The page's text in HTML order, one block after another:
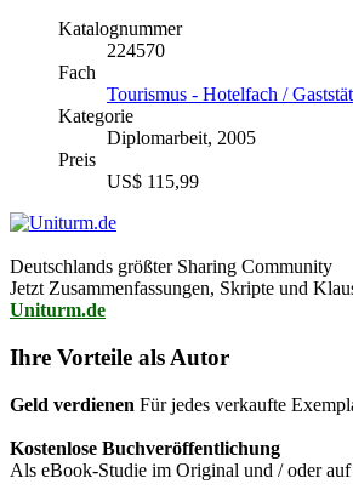
Katalognummer
224570
Fach
Tourismus - Hotelfach /
Kategorie
Diplomarbeit, 2005
Preis
US$ 115,99
Deutschlands größter Sharing Community
Jetzt Zusammenfassungen, Skripte und
Uniturm.de
Ihre Vorteile als Autor
Geld verdienen Für jedes verkaufte
Kostenlose Buchveröffentlichung
Als eBook-Studie im Original und / oder